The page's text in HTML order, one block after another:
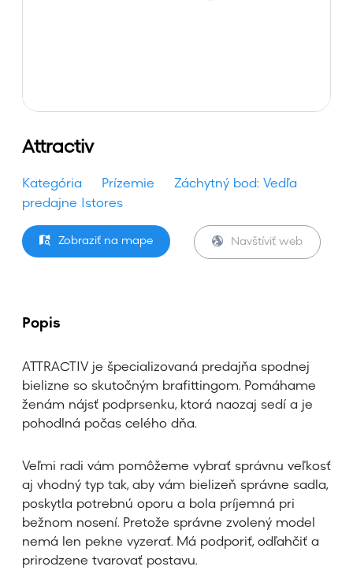
Attractiv
Kategória Prízemie
Záchytný bod: Vedľa
predajne Istores
Zobraziť na mape Navštíviť web
Popis
ATTRACTIV je špecializovaná predajňa spodnej
bielizne so skutočným brafittingom. Pomáhame
ženám nájsť podprsenku, ktorá naozaj sedí a je
pohodlná počas celého dňa.
Veľmi radi vám pomôžeme vybrať správnu veľkosť
aj vhodný typ tak, aby vám bielizeň správne sadla,
poskytla potrebnú oporu a bola príjemná pri
bežnom nosení. Pretože správne zvolený model
nemá len pekne vyzerať. Má podporiť, odľahčiť a
prirodzene tvarovať postavu.